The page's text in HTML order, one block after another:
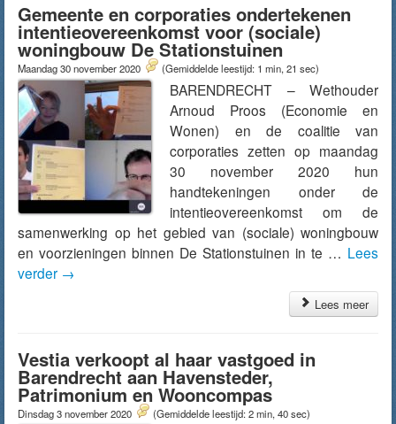
Gemeente en corporaties ondertekenen
intentieovereenkomst voor (sociale)
woningbouw De Stationstuinen
Maandag 30 november 2020 (Gemiddelde leestijd: 1 min, 21 sec)
BARENDRECHT – Wethouder
Arnoud Proos (Economie en
Wonen) en de coalitie van
corporaties zetten op maandag
30 november 2020 hun
handtekeningen onder de
intentieovereenkomst om de
samenwerking op het gebied van (sociale) woningbouw
en voorzieningen binnen De Stationstuinen in te … Lees
verder →
Lees meer
Vestia verkoopt al haar vastgoed in
Barendrecht aan Havensteder,
Patrimonium en Wooncompas
Dinsdag 3 november 2020 (Gemiddelde leestijd: 2 min, 40 sec)